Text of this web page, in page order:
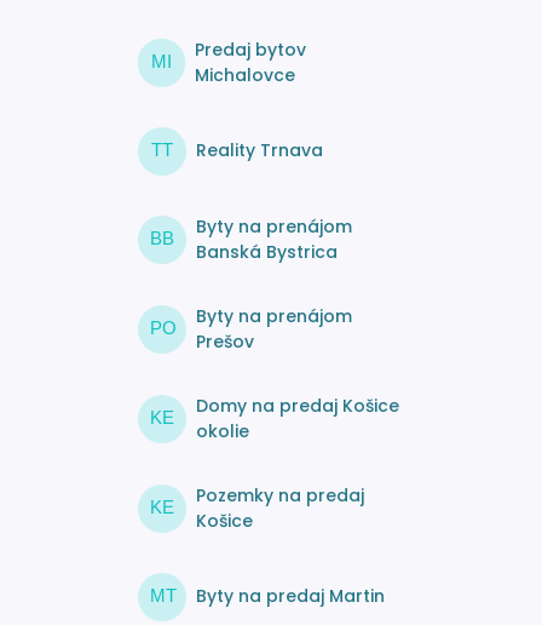
MI
Predaj bytov
Michalovce
TT Reality Trnava
BB
Byty na prenájom
Banská Bystrica
PO
Byty na prenájom
Prešov
KE
Domy na predaj Košice
okolie
KE
Pozemky na predaj
Košice
MT Byty na predaj Martin